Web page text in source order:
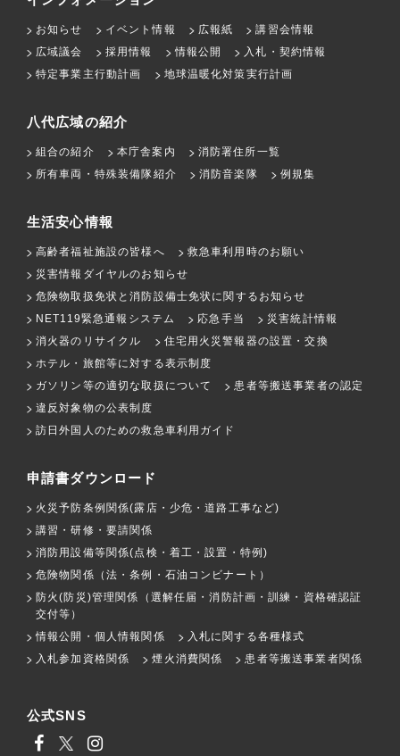
お知らせ イベント情報 広報紙
講習会情報
広域議会
採用情報 情報公開
入札・契約情報
特定事業主行動計画
地球温暖化対策実行計画
八代広域の紹介
組合の紹介 本庁舎案内
消防署住所一覧
所有車両・特殊装備隊紹介
消防音楽隊 例規集
生活安心情報
高齢者福祉施設の皆様へ
救急車利用時のお願い
災害情報ダイヤルのお知らせ
危険物取扱免状と消防設備士免状に関するお知らせ
NET119緊急通報システム
応急手当
災害統計情報
消火器のリサイクル
住宅用火災警報器の設置・交換
ホテル・旅館等に対する表示制度
ガソリン等の適切な取扱について
患者等搬送事業者の認定
違反対象物の公表制度
訪日外国人のための救急車利用ガイド
申請書ダウンロード
火災予防条例関係(露店・少危・道路工事など)
講習・研修・要請関係
消防用設備等関係(点検・着工・設置・特例)
危険物関係（法・条例・石油コンビナート）
防火(防災)管理関係（選解任届・消防計画・訓練・資格確認証
交付等）
情報公開・個人情報関係
入札に関する各種様式
入札参加資格関係
煙火消費関係 患者等搬送事業者関係
公式SNS